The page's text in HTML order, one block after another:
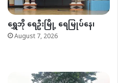
ရွှေဘို ရေဦးမြို့ ရေမြုပ်နေ၊
August 7, 2026